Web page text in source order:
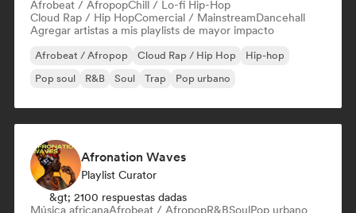
Afrobeat / AfropopChill / Lo-fi Hip-Hop
Cloud Rap / Hip HopComercial / MainstreamDancehall
Agregar artistas a mis playlists de mayor impacto
Afrobeat / Afropop Cloud Rap / Hip Hop
Hip-hop
Pop soul
R&B Soul Trap Pop urbano
Afronation Waves
Playlist Curator
&gt; 2100 respuestas dadas
Música africanaAfrobeat / AfropopR&BSoulPop urbano